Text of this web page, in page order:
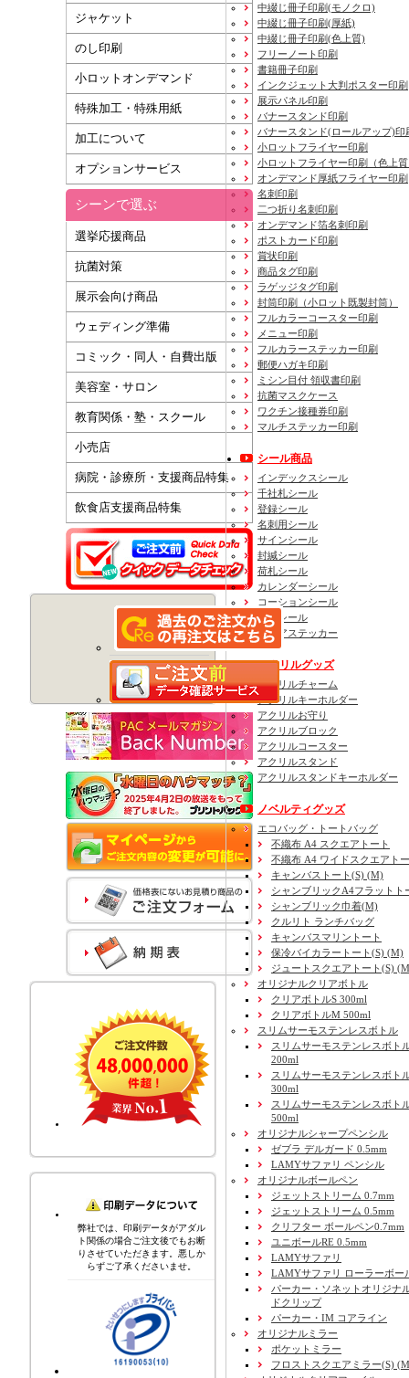
ジャケット
のし印刷
小ロットオンデマンド
特殊加工・特殊用紙
加工について
オプションサービス
シーンで選ぶ
選挙応援商品
抗菌対策
展示会向け商品
ウェディング準備
コミック・同人・自費出版
美容室・サロン
教育関係・塾・スクール
小売店
病院・診療所・支援商品特集
飲食店支援商品特集
弊社では、印刷データがアダル
ト関係の場合ご注文後でもお断
りさせていただきます。悪しか
らずご了承くださいませ。
中綴じ冊子印刷(モノクロ)
中綴じ冊子印刷(厚紙)
中綴じ冊子印刷(色上質)
フリーノート印刷
書籍冊子印刷
インクジェット大判ポスター印刷
展示パネル印刷
バナースタンド印刷
バナースタンド(ロールアップ)印
小ロットフライヤー印刷
小ロットフライヤー印刷（色上
オンデマンド厚紙フライヤー印刷
名刺印刷
二つ折り名刺印刷
オンデマンド箔名刺印刷
ポストカード印刷
賞状印刷
商品タグ印刷
ラゲッジタグ印刷
封筒印刷
（小ロット既製封筒）
フルカラーコースター印刷
メニュー印刷
フルカラーステッカー印刷
郵便ハガキ印刷
ミシン目付 領収書印刷
抗菌マスクケース
ワクチン接種券印刷
マルチステッカー印刷
シール商品
インデックスシール
千社札シール
登録シール
名刺用シール
サインシール
封緘シール
荷札シール
カレンダーシール
コーションシール
住所シール
フロアステッカー
アクリルグッズ
アクリルチャーム
アクリルキーホルダー
アクリルお守り
アクリルブロック
アクリルコースター
アクリルスタンド
アクリルスタンドキーホルダー
ノベルティグッズ
エコバッグ・トートバッグ
不織布 A4 スクエアトート
不織布 A4 ワイドスクエアト
キャンバストート(S) (M)
シャンブリックA4フラットト
シャンブリック巾着(M)
クルリト ランチバッグ
キャンバスマリントート
保冷バイカラートート(S) (M)
ジュートスクエアトート(S)
オリジナルクリアボトル
クリアボトルS 300ml
クリアボトルM 500ml
スリムサーモステンレスボトル
スリムサーモステンレスボト
200ml
スリムサーモステンレスボト
300ml
スリムサーモステンレスボト
500ml
オリジナルシャープペンシル
ゼブラ デルガード 0.5mm
LAMYサファリ ペンシル
オリジナルボールペン
ジェットストリーム 0.7mm
ジェットストリーム 0.5mm
クリフター ボールペン0.7mm
ユニボールRE 0.5mm
LAMYサファリ
LAMYサファリ ローラーボー
パーカー・ソネットオリジナ
ドクリップ
パーカー・IM コアライン
オリジナルミラー
ポケットミラー
フロストスクエアミラー(S)